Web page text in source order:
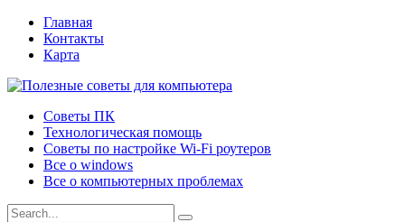
Главная
Контакты
Карта
Советы ПК
Технологическая помощь
Советы по настройке Wi-Fi роутеров
Все о windows
Все о компьютерных проблемах